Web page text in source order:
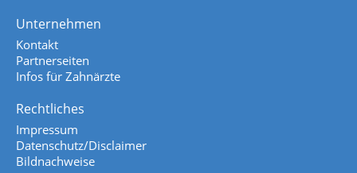
Unternehmen
Kontakt
Partnerseiten
Infos für Zahnärzte
Rechtliches
Impressum
Datenschutz/Disclaimer
Bildnachweise